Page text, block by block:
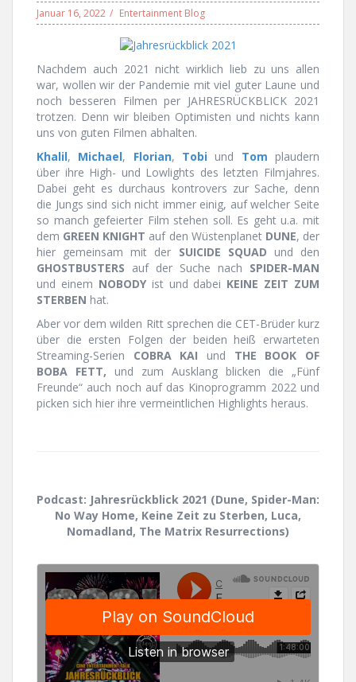
Januar 16, 2022 Entertainment Blog
Nachdem auch 2021 nicht wirklich lieb zu uns allen
war, wollen wir der Pandemie mit viel guter Laune und
noch besseren Filmen per JAHRESRÜCKBLICK 2021
trotzen. Denn wir bleiben Optimisten und nichts kann
uns von guten Filmen abhalten.
Khalil, Michael, Florian, Tobi und Tom plaudern
über ihre High- und Lowlights des letzten Filmjahres.
Dabei geht es durchaus kontrovers zur Sache, denn
die Jungs sind sich nicht immer einig, auf welcher Seite
so manch gefeierter Film stehen soll. Es geht u.a. mit
dem GREEN KNIGHT auf den Wüstenplanet DUNE, der
hier gemeinsam mit der SUICIDE SQUAD und den
GHOSTBUSTERS auf der Suche nach SPIDER-MAN
und einem NOBODYist und dabei KEINE ZEIT ZUM
STERBEN hat.
Aber vor dem wilden Ritt sprechen die CET-Brüder kurz
über die ersten Folgen der beiden heiß erwarteten
Streaming-Serien COBRA KAI und THE BOOK OF
BOBA FETT, und zum Ausklang blicken die „Fünf
Freunde“ auch noch auf das Kinoprogramm 2022 und
picken sich hier ihre vermeintlichen Highlights heraus.
Podcast: Jahresrückblick 2021 (Dune, Spider-Man:
No Way Home, Keine Zeit zu Sterben, Luca,
Nomadland, The Matrix Resurrections)